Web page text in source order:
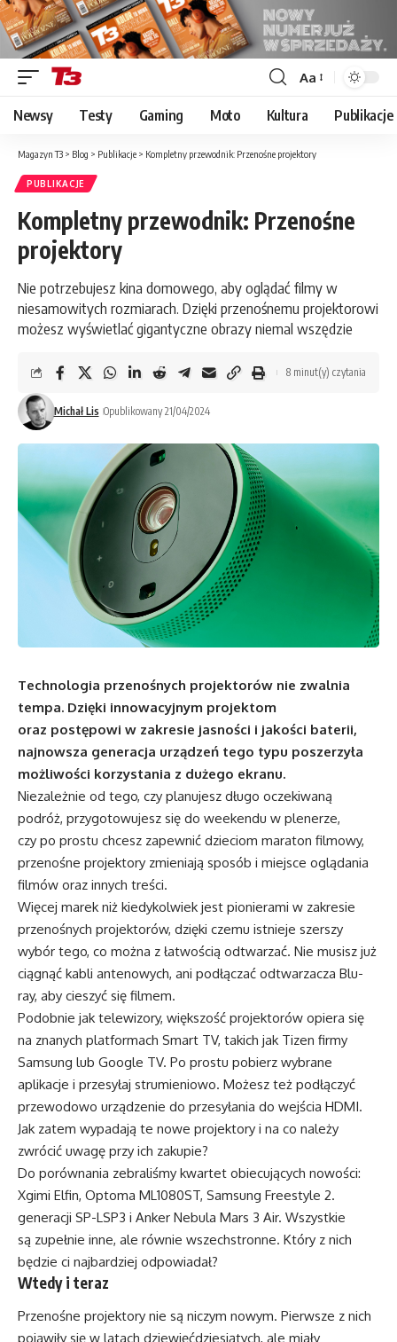
Font
Resizer
Aa
Newsy Testy Gaming Moto Kultura Publikacje
Magazyn T3 > Blog > Publikacje > Kompletny przewodnik: Przenośne projektory
PUBLIKACJE
Kompletny przewodnik: Przenośne
projektory
Nie potrzebujesz kina domowego, aby oglądać filmy w
niesamowitych rozmiarach. Dzięki przenośnemu projektorowi
możesz wyświetlać gigantyczne obrazy niemal wszędzie
Michał Lis Opublikowany 21/04/2024
8 minut(y) czytania
Technologia przenośnych projektorów nie zwalnia
tempa. Dzięki innowacyjnym projektom
oraz postępowi w zakresie jasności i jakości baterii,
najnowsza generacja urządzeń tego typu poszerzyła
możliwości korzystania z dużego ekranu.
Niezależnie od tego, czy planujesz długo oczekiwaną
podróż, przygotowujesz się do weekendu w plenerze,
czy po prostu chcesz zapewnić dzieciom maraton filmowy,
przenośne projektory zmieniają sposób i miejsce oglądania
filmów oraz innych treści.
Więcej marek niż kiedykolwiek jest pionierami w zakresie
przenośnych projektorów, dzięki czemu istnieje szerszy
wybór tego, co można z łatwością odtwarzać. Nie musisz już
ciągnąć kabli antenowych, ani podłączać odtwarzacza Blu-
ray, aby cieszyć się filmem.
Podobnie jak telewizory, większość projektorów opiera się
na znanych platformach Smart TV, takich jak Tizen firmy
Samsung lub Google TV. Po prostu pobierz wybrane
aplikacje i przesyłaj strumieniowo. Możesz też podłączyć
przewodowo urządzenie do przesyłania do wejścia HDMI.
Jak zatem wypadają te nowe projektory i na co należy
zwrócić uwagę przy ich zakupie?
Do porównania zebraliśmy kwartet obiecujących nowości:
Xgimi Elfin, Optoma ML1080ST, Samsung Freestyle 2.
generacji SP-LSP3 i Anker Nebula Mars 3 Air. Wszystkie
są zupełnie inne, ale równie wszechstronne. Który z nich
będzie ci najbardziej odpowiadał?
Wtedy i teraz
Przenośne projektory nie są niczym nowym. Pierwsze z nich
pojawiły się w latach dziewięćdziesiątych, ale miały